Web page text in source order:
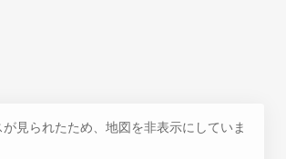
見られたため、地図を非表示にしていま